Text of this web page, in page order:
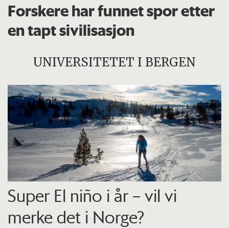
Forskere har funnet spor etter
en tapt sivilisasjon
UNIVERSITETET I BERGEN
Super El niño i år – vil vi
merke det i Norge?